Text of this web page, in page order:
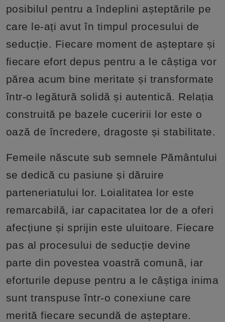
posibilul pentru a îndeplini așteptările pe
care le-ați avut în timpul procesului de
seducție. Fiecare moment de așteptare și
fiecare efort depus pentru a le câștiga vor
părea acum bine meritate și transformate
într-o legătură solidă și autentică. Relația
construită pe bazele cuceririi lor este o
oază de încredere, dragoste și stabilitate.
Femeile născute sub semnele Pământului
se dedică cu pasiune și dăruire
parteneriatului lor. Loialitatea lor este
remarcabilă, iar capacitatea lor de a oferi
afecțiune și sprijin este uluitoare. Fiecare
pas al procesului de seducție devine
parte din povestea voastră comună, iar
eforturile depuse pentru a le câștiga inima
sunt transpuse într-o conexiune care
merită fiecare secundă de așteptare.